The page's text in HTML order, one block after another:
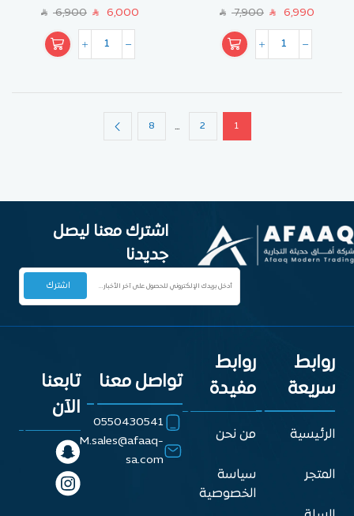
SAR 7,900 SAR 6,990
SAR 6,900 SAR 6,000
1
2
…
8
اشترك معنا ليصل
جديدنا
روابط
سريعة
الرئيسية
المتجر
روابط
مفيدة
من نحن
سياسة
الخصوصية
تواصل معنا
0550430541
M.sales@afaaq-
sa.com
تابعنا
الآن